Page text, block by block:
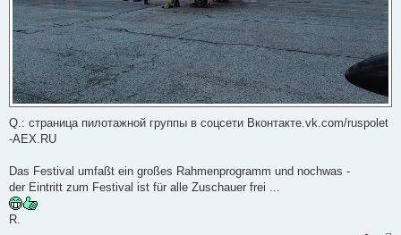
Q.: страница пилотажной группы в соцсети Вконтакте.vk.com/ruspolet
-AEX.RU
Das Festival umfaßt ein großes Rahmenprogramm und nochwas -
der Eintritt zum Festival ist für alle Zuschauer frei ...
R.